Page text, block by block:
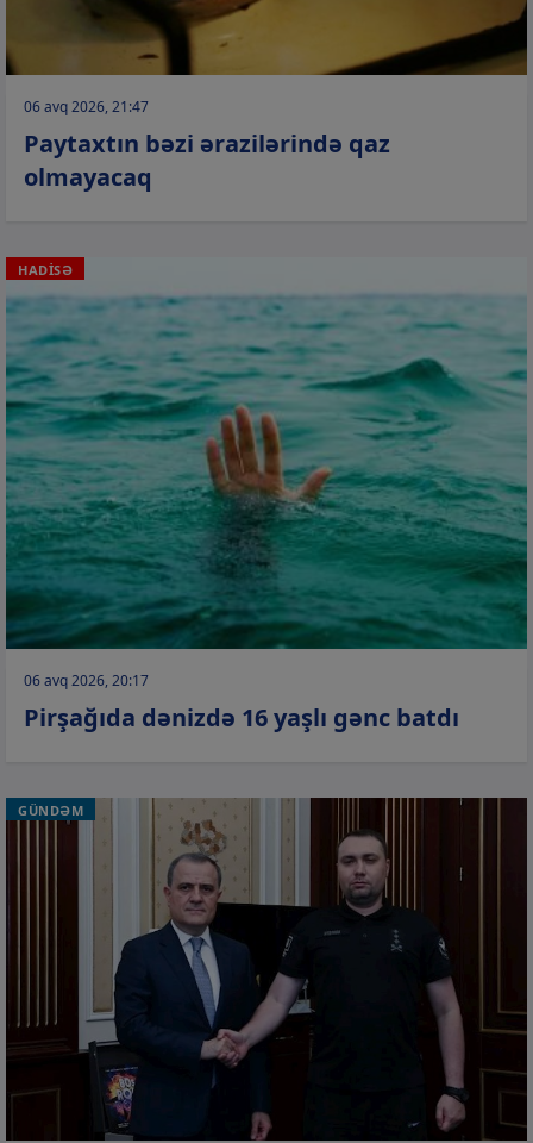
06 avq 2026, 21:47
Paytaxtın bəzi ərazilərində qaz
olmayacaq
HADİSƏ
06 avq 2026, 20:17
Pirşağıda dənizdə 16 yaşlı gənc batdı
GÜNDƏM